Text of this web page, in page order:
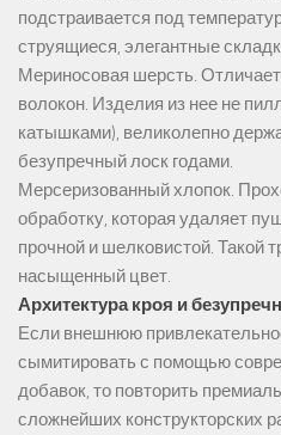
подстраивается под
струящиеся, элегантные
Мериносовая шерсть.
волокон. Изделия из нее не
катышками), великолепно
безупречный лоск годами.
Мерсеризованный хлопок.
обработку, которая удаляет
прочной и шелковистой. Такой
насыщенный цвет.
Архитектура кроя и
Если внешнюю
сымитировать с помощью
добавок, то повторить
сложнейших конструкторских